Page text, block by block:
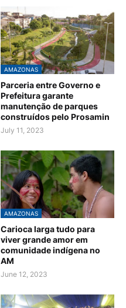
AMAZONAS
Parceria entre Governo e
Prefeitura garante
manutenção de parques
construídos pelo Prosamin
July 11, 2023
AMAZONAS
Carioca larga tudo para
viver grande amor em
comunidade indígena no
AM
June 12, 2023